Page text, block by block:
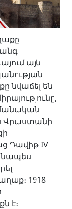
այն
նվաճել են
Վրաստանի
Դավիթ IV
1918
է։